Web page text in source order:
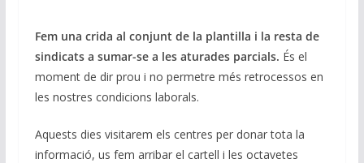
Fem una crida al conjunt de la plantilla i la resta de
sindicats a sumar-se a les aturades parcials. És el
moment de dir prou i no permetre més retrocessos en
les nostres condicions laborals.
Aquests dies visitarem els centres per donar tota la
informació, us fem arribar el cartell i les octavetes